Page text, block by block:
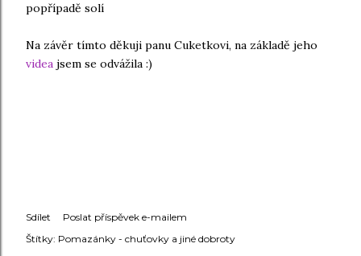
popřípadě solí
Na závěr tímto děkuji panu Cuketkovi, na základě jeho
videa jsem se odvážila :)
Sdílet
Poslat příspěvek e-mailem
Štítky: Pomazánky - chuťovky a jiné dobroty